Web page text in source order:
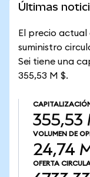
Últimas
El precio actual
suministro
Sei tiene una
355,53 M $.
355,53
VOLUMEN DE
24,74
OFERTA